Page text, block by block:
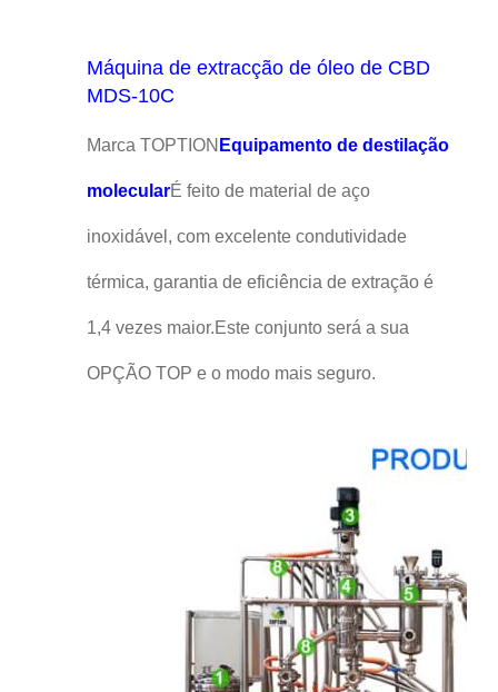
Máquina de extracção de óleo de CBD
MDS-10C
Marca TOPTION Equipamento de destilação
molecularÉ feito de material de aço
inoxidável, com excelente condutividade
térmica, garantia de eficiência de extração é
1,4 vezes maior.Este conjunto será a sua
OPÇÃO TOP e o modo mais seguro.